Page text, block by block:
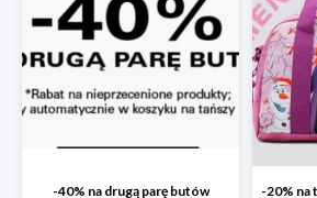
-40% na drugą parę butów